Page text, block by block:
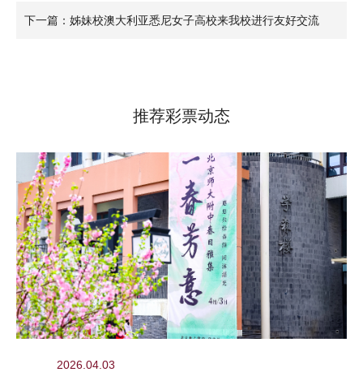
下一篇：姊妹校澳大利亚悉尼女子高校来我校进行友好交流
推荐彩票动态
2026.04.03